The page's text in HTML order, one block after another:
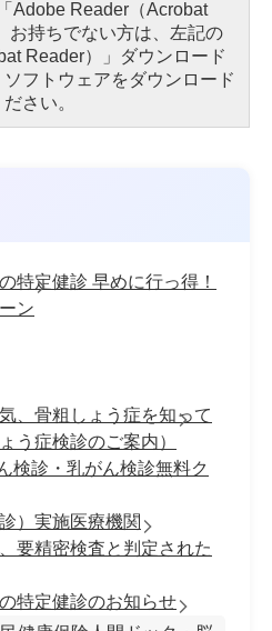
「Adobe Reader（Acrobat
お持ちでない方は、左記の
Reader）」ダウンロード
フトウェアをダウンロード
さい。
特定健診 早めに行っ得！
ン
、骨粗しょう症を知って
う症検診のご案内）
検診・乳がん検診無料ク
）実施医療機関
要精密検査と判定された
特定健診のお知らせ